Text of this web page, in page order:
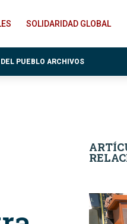
SOLIDARIDAD GLOBAL
PUEBLO ARCHIVOS